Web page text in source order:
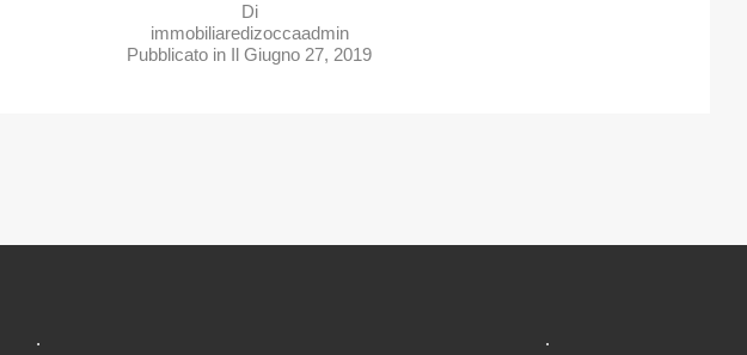
Di
immobiliaredizoccaadmin
Pubblicato in IlGiugno 27, 2019
. .